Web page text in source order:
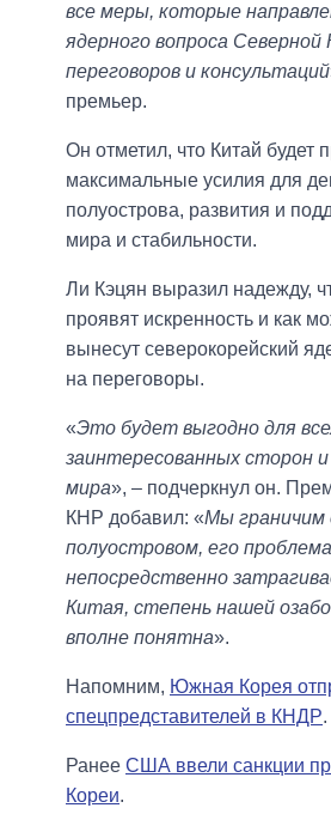
все меры, которые
ядерного вопроса
переговоров и консультаций
премьер.
Он отметил, что Китай будет
максимальные усилия для
полуострова, развития и
мира и стабильности.
Ли Кэцян выразил надежду,
проявят искренность и как
вынесут северокорейский
на переговоры.
«Это будет выгодно для
заинтересованных сторон и
мира», – подчеркнул он.
КНР добавил: «Мы граничим
полуостровом, его проблема
непосредственно
Китая, степень нашей
вполне понятна».
Напомним, Южная Корея
спецпредставителей в КНДР.
Ранее США ввели санкции
Кореи.